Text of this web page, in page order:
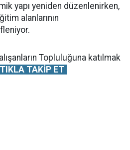
yapı yeniden düzenlenirken,
alanlarının
Topluluğuna katılmak
TIKLA TAKİP ET